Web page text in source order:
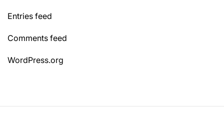
Entries feed
Comments feed
WordPress.org